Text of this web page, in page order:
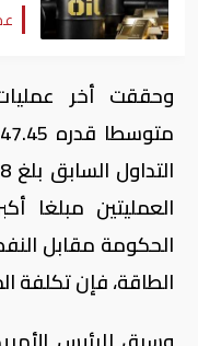
العمليتين مبلغا
الحكومة مقابل
الطاقة، فإن تكلفة المخزون تبلغ